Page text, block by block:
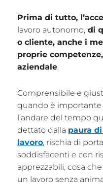
Prima di tutto,
lavoro autonomo, di
o cliente, anche i
proprie
aziendale.
Comprensibile e
quando è importante
l’andare del tempo
dettato dalla paura
lavoro, rischia di
soddisfacenti e con
apprezzabili, cosa
un lavoro senza